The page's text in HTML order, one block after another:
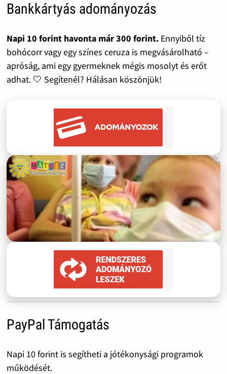
Bankkártyás adományozás
Napi 10 forint havonta már 300 forint.Ennyiből tíz
bohócorr vagy egy színes ceruza is megvásárolható –
apróság, ami egy gyermeknek mégis mosolyt és erőt
adhat. 🤍 Segítenél? Hálásan köszönjük!
PayPal Támogatás
Napi 10 forint is segítheti a jótékonysági programok
működését.